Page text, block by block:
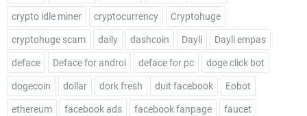
crypto idle miner cryptocurrency Cryptohuge
cryptohuge scam daily dashcoin Dayli Dayli empas
deface Deface for androi deface for pc doge click bot
dogecoin dollar dork fresh duit facebook Eobot
ethereum facebook ads facebook fanpage faucet